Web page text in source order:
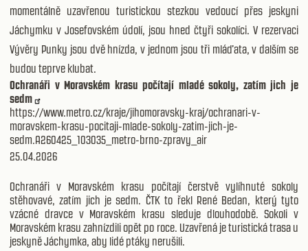
momentálně uzavřenou turistickou stezkou vedoucí přes jeskyni
Jáchymku v Josefovském údolí, jsou hned čtyři sokolíci. V rezervaci
Vývěry Punky jsou dvě hnízda, v jednom jsou tři mláďata, v dalším se
budou teprve klubat.
Ochranáři v Moravském krasu počítají mladé sokoly, zatím jich je
sedm
https://www.metro.cz/kraje/jihomoravsky-kraj/ochranari-v-
moravskem-krasu-pocitaji-mlade-sokoly-zatim-jich-je-
sedm.A260425_103035_metro-brno-zpravy_air
25.04.2026
Ochranáři v Moravském krasu počítají čerstvě vylíhnuté sokoly
stěhovavé, zatím jich je sedm. ČTK to řekl René Bedan, který tyto
vzácné dravce v Moravském krasu sleduje dlouhodobě. Sokoli v
Moravském krasu zahnízdili opět po roce. Uzavřená je turistická trasa u
jeskyně Jáchymka, aby lidé ptáky nerušili.